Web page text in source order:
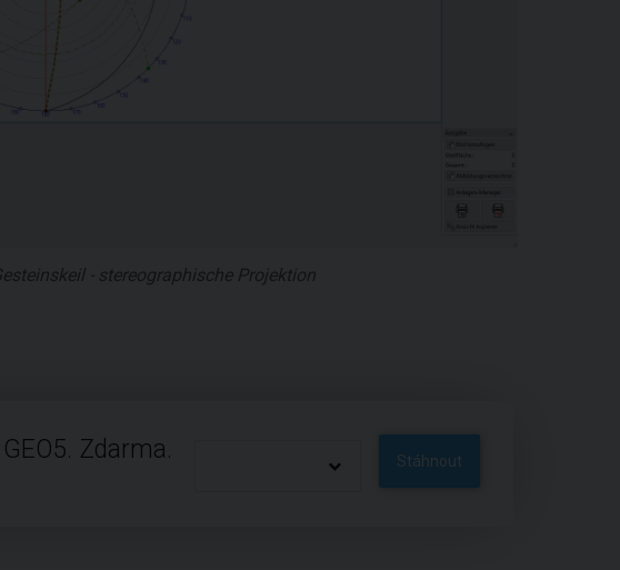
- stereographische Projektion
Zdarma. Stáhnout